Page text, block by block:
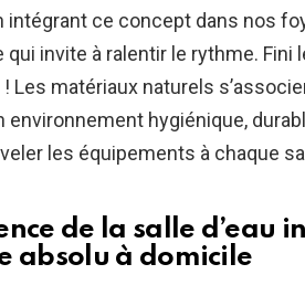
intégrant ce concept dans nos
invite à ralentir le rythme. Fini
! Les matériaux naturels
environnement hygiénique,
les équipements à chaque
de la salle d’eau
absolu à domicile